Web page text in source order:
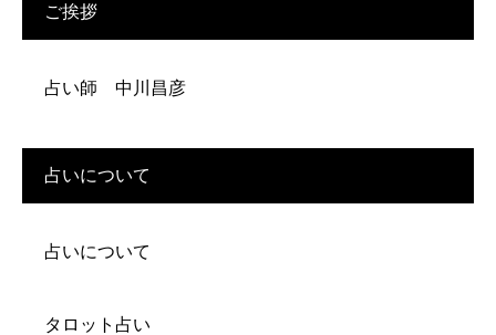
ご挨拶
占い師 中川昌彦
占いについて
占いについて
タロット占い